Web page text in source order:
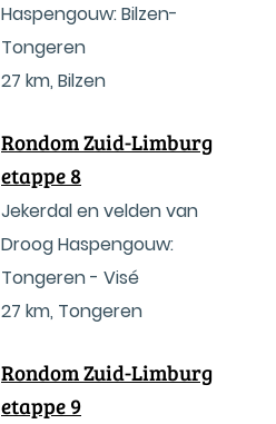
Haspengouw: Bilzen-
Tongeren
27 km, Bilzen
Rondom Zuid-Limburg
etappe 8
Jekerdal en velden van
Droog Haspengouw:
Tongeren - Visé
27 km, Tongeren
Rondom Zuid-Limburg
etappe 9